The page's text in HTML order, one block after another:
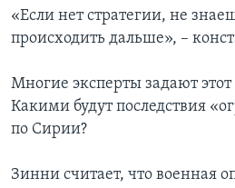
«Если нет стратегии, не
происходить дальше», –
Многие эксперты задают
Какими будут последствия
по Сирии?
Зинни считает, что военная